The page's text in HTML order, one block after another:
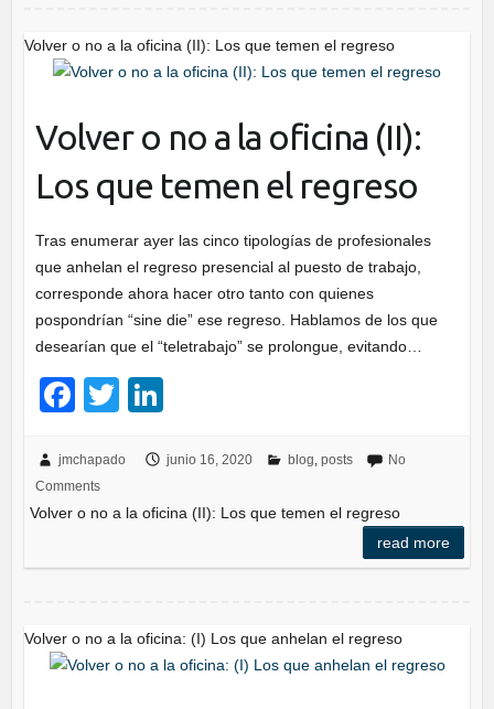
k
Volver o no a la oficina (II): Los que temen el regreso
Volver o no a la oficina (II):
Los que temen el regreso
Tras enumerar ayer las cinco tipologías de profesionales
que anhelan el regreso presencial al puesto de trabajo,
corresponde ahora hacer otro tanto con quienes
pospondrían “sine die” ese regreso. Hablamos de los que
desearían que el “teletrabajo” se prolongue, evitando…
F
c
e
o
k
T
tt
er
k
e
n
jmchapado junio 16, 2020 blog, posts
No
Comments
Volver o no a la oficina (II): Los que temen el regreso
read more
Volver o no a la oficina: (I) Los que anhelan el regreso